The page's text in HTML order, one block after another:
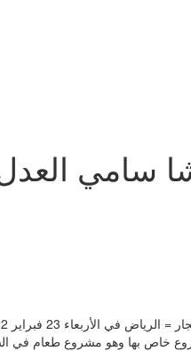
سامي
خاص بها وهو مشروع طعام في